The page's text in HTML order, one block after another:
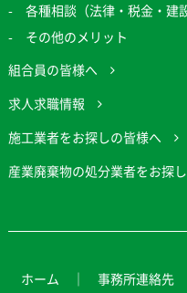
各種相談（法律・税金・建
その他のメリット
組合員の皆様へ
求人求職情報
施工業者をお探しの皆様へ
産業廃棄物の処分業者をお探
ホーム 事務所連絡先